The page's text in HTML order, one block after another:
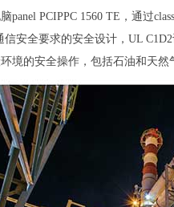
panel PCIPPC 1560 TE，通过
安全要求的安全设计，UL
境的安全操作，包括石油和天然